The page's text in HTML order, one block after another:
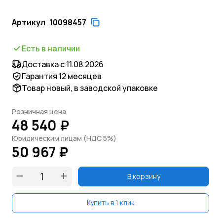
Артикул 10098457
Есть в наличии
Доставка с 11.08.2026
Гарантия 12 месяцев
Товар новый, в заводской упаковке
Розничная цена
48 540 ₽
Юридическим лицам (НДС 5%)
50 967 ₽
В корзину
Купить в 1 клик